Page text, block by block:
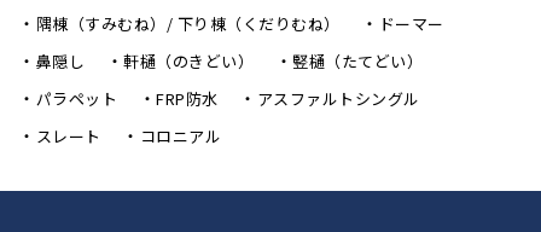
隅棟（すみむね）/ 下り棟（くだりむね）
ドーマー
鼻隠し
軒樋（のきどい）
竪樋（たてどい）
パラペット
FRP防水
アスファルトシングル
スレート
コロニアル